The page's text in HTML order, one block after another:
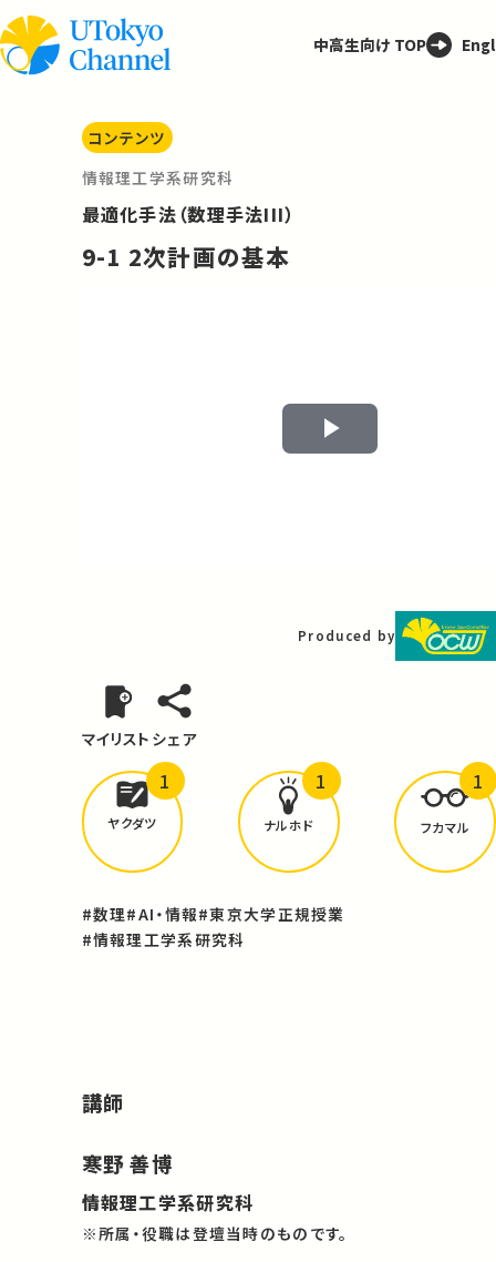
中高生向け TOP
コンテンツ
情報理工学系研究科
最適化手法（数理手法III）
9-1 2次計画の基本
Play
Produced by
マイリスト シェア
どんな学びがありましたか？
ヤクダツ
1
ナルホド
1
フカマル
1
#数理#AI・情報#東京大学正規授業
#情報理工学系研究科
講師
寒野 善博
情報理工学系研究科
※所属・役職は登壇当時のものです。